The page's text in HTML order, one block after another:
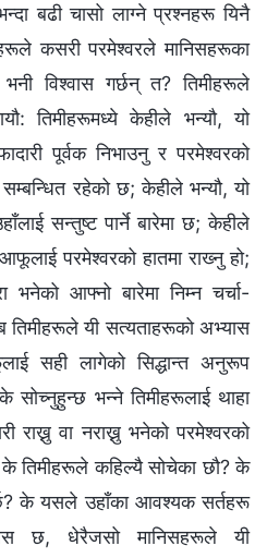
बढी चासो लाग्‍ने प्रश्नहरू यिनै
कसरी परमेश्‍वरले मानिसहरूका
भनी विश्‍वास गर्छन् त? तिमीहरूले
तिमीहरूमध्ये केहीले भन्यौ, यो
पूर्वक निभाउनु र परमेश्‍वरको
रहेको छ; केहीले भन्यौ, यो
सन्तुष्ट पार्ने बारेमा छ; केहीले
परमेश्‍वरको हातमा राख्‍नु हो;
आफ्‍नो बारेमा निम्न चर्चा-
तिमीहरूले यी सत्यताहरूको अभ्यास
सही लागेको सिद्धान्त अनुरूप
सोच्नुहुन्छ भन्ने तिमीहरूलाई थाहा
राख्नु वा नराख्नु भनेको परमेश्‍वरको
के तिमीहरूले कहिल्यै सोचेका छौ? के
के यसले उहाँका आवश्यक सर्तहरू
छ, धेरैजसो मानिसहरूले यी